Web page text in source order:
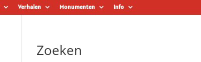
Verhalen Monumenten Info
Zoeken